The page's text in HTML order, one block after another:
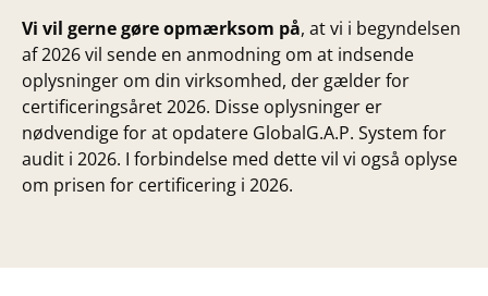
Vi vil gerne gøre opmærksom på, at vi i begyndelsen
af 2026 vil sende en anmodning om at indsende
oplysninger om din virksomhed, der gælder for
certificeringsåret 2026. Disse oplysninger er
nødvendige for at opdatere GlobalG.A.P. System for
audit i 2026. I forbindelse med dette vil vi også oplyse
om prisen for certificering i 2026.